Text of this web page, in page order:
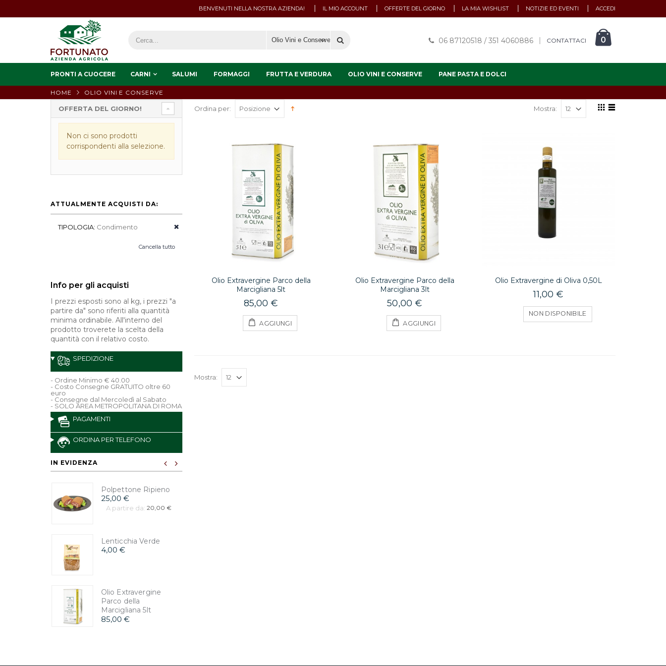
IL MIO ACCOUNT OFFERTE DEL GIORNO LA MIA WISHLIST NOTIZIE ED EVENTI ACCEDI
BENVENUTI NELLA NOSTRA AZIENDA!
06 87120518 / 351 4060886 CONTATTACI 0
PRONTI A CUOCERE CARNI SALUMI FORMAGGI FRUTTA E VERDURA OLIO VINI E CONSERVE PANE PASTA E DOLCI
HOME OLIO VINI E CONSERVE
Ordina per: Mostra:
Olio Extravergine Parco della
Marcigliana 5lt
85,00 €
AGGIUNGI
Olio Extravergine Parco della
Marcigliana 3lt
50,00 €
AGGIUNGI
Olio Extravergine di Oliva 0,50L
11,00 €
NON DISPONIBILE
Mostra:
OFFERTA DEL GIORNO!
Non ci sono prodotti
corrispondenti alla selezione.
ATTUALMENTE ACQUISTI DA:
TIPOLOGIA: Condimento
Cancella tutto
Info per gli acquisti
I prezzi esposti sono al kg, i prezzi "a
partire da" sono riferiti alla quantità
minima ordinabile. All'interno del
prodotto troverete la scelta della
quantità con il relativo costo.
SPEDIZIONE
- Ordine Minimo € 40.00
- Costo Consegne GRATUITO oltre 60
euro
- Consegne dal Mercoledì al Sabato
- SOLO AREA METROPOLITANA DI ROMA
PAGAMENTI
ORDINA PER TELEFONO
IN EVIDENZA
Polpettone Ripieno
25,00 €
A partire da: 20,00 €
Lenticchia Verde
4,00 €
Olio Extravergine
Parco della
Marcigliana 5lt
85,00 €